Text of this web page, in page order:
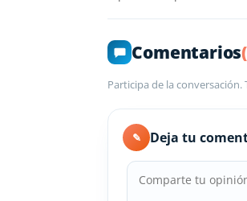
Comentarios
Participa de la
✎ Deja tu